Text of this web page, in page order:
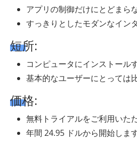
アプリの制御だけにとどまら
すっきりとしたモダンなイン
短所:
コンピュータにインストール
基本的なユーザーにとっては
価格:
無料トライアルをご利用いた
年間 24.95 ドルから開始します